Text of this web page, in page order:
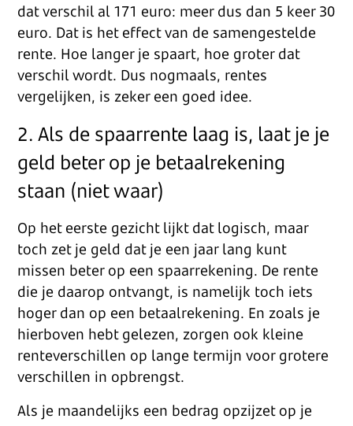
dat verschil al 171 euro: meer dus dan 5 keer 30
euro. Dat is het effect van de samengestelde
rente. Hoe langer je spaart, hoe groter dat
verschil wordt. Dus nogmaals, rentes
vergelijken, is zeker een goed idee.
2. Als de spaarrente laag is, laat je je
geld beter op je betaalrekening
staan (niet waar)
Op het eerste gezicht lijkt dat logisch, maar
toch zet je geld dat je een jaar lang kunt
missen beter op een spaarrekening. De rente
die je daarop ontvangt, is namelijk toch iets
hoger dan op een betaalrekening. En zoals je
hierboven hebt gelezen, zorgen ook kleine
renteverschillen op lange termijn voor grotere
verschillen in opbrengst.
Als je maandelijks een bedrag opzijzet op je